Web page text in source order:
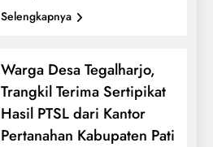
Selengkapnya
Warga Desa Tegalharjo,
Trangkil Terima Sertipikat
Hasil PTSL dari Kantor
Pertanahan Kabupaten Pati